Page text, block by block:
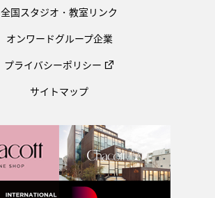
全国スタジオ・教室リンク
オンワードグループ企業
プライバシーポリシー
サイトマップ